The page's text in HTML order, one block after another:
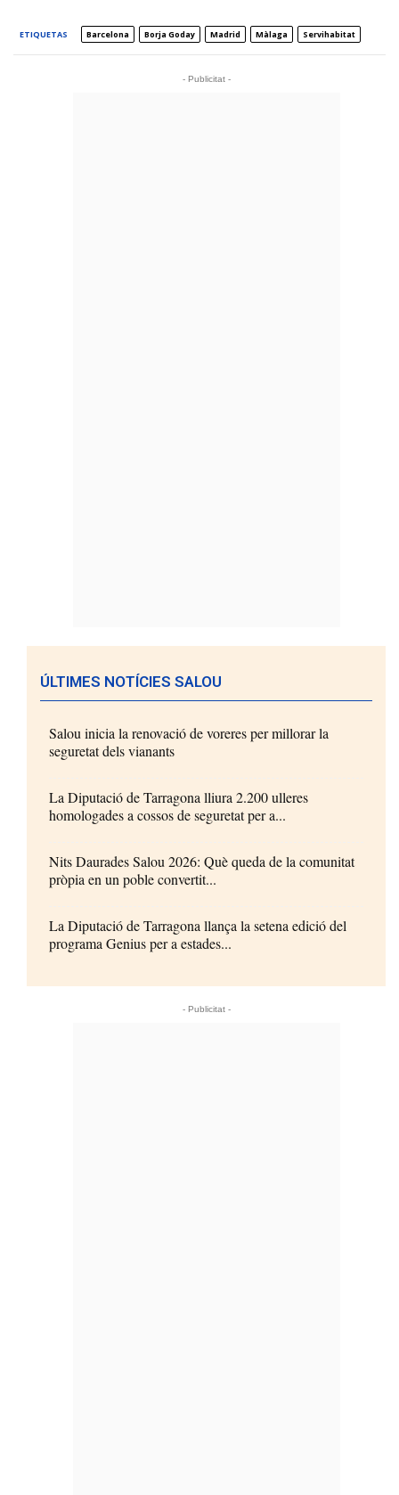
ETIQUETAS Barcelona Borja Goday Madrid Màlaga Servihabitat
- Publicitat -
ÚLTIMES NOTÍCIES SALOU
Salou inicia la renovació de voreres per millorar la
seguretat dels vianants
La Diputació de Tarragona lliura 2.200 ulleres
homologades a cossos de seguretat per a...
Nits Daurades Salou 2026: Què queda de la comunitat
pròpia en un poble convertit...
La Diputació de Tarragona llança la setena edició del
programa Genius per a estades...
- Publicitat -